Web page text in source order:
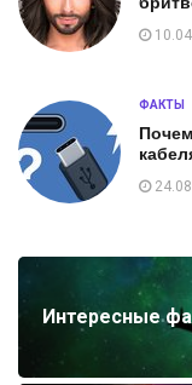
ФАКТЫ
Интересные